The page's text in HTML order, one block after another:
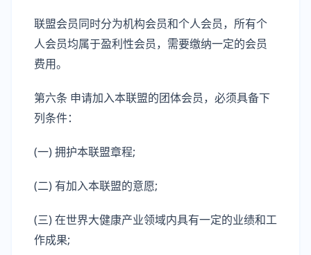
联盟会员同时分为机构会员和个人会员，所有个
人会员均属于盈利性会员，需要缴纳一定的会员
费用。
第六条 申请加入本联盟的团体会员，必须具备下
列条件：
(一) 拥护本联盟章程;
(二) 有加入本联盟的意愿;
(三) 在世界大健康产业领域内具有一定的业绩和工
作成果;